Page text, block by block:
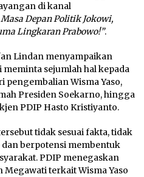
di kanal
Masa Depan Politik Jokowi,
Lingkaran Prabowo!”.
Lindan menyampaikan
sejumlah hal kepada
pengembalian Wisma Yaso,
Presiden Soekarno, hingga
PDIP Hasto Kristiyanto.
tidak sesuai fakta, tidak
berpotensi membentuk
PDIP menegaskan
terkait Wisma Yaso